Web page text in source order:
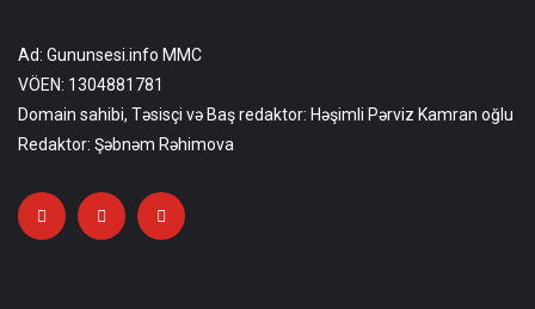
Ad: Gununsesi.info MMC
VÖEN: 1304881781
Domain sahibi, Təsisçi və Baş redaktor: Həşimli Pərviz Kamran oğlu
Redaktor: Şəbnəm Rəhimova